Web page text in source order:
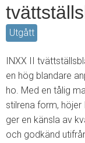
Utgått
INXX II
en hög blandare
ho. Med en tålig
stilrena form,
ger en känsla av
och godkänd